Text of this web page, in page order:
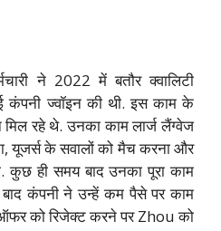
ने 2022 में बतौर क्वालिटी
कंपनी ज्वॉइन की थी. इस काम के
रहे थे. उनका काम लार्ज लैंग्वेज
यूजर्स के सवालों को मैच करना और
ही समय बाद उनका पूरा काम
कंपनी ने उन्हें कम पैसे पर काम
को रिजेक्ट करने पर Zhou को